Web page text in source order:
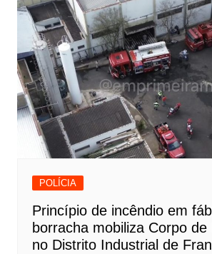
POLÍCIA
Princípio de incêndio em
borracha mobiliza Corpo de
no Distrito Industrial de